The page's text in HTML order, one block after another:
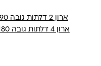
ארון 2 דלתות גובה 90 ס"מ (ייצור עפ"י הזמנת לקוח)
ארון 4 דלתות גובה 180 ס"מ (ייצור עפ"י הזמנת לקוח)